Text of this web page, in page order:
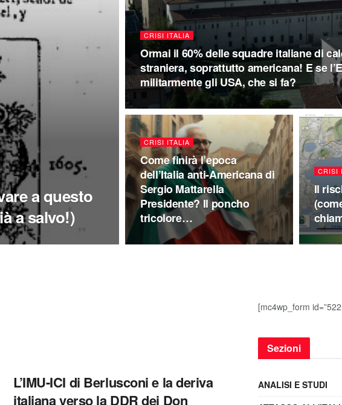
a questo
a salvo!)
CRISI ITALIA
Ormai il 60% delle squadre italiane di
straniera, soprattutto americana! E se
militarmente gli USA, che si fa?
CRISI ITALIA
Come finirà l’epoca
dell’Italia anti-Americana di
Sergio Mattarella
Presidente? Il poncho
tricolore…
CRISI
Il
L’IMU-ICI di Berlusconi e la deriva
italiana verso la DDR dei Don
[mc4wp_form
Sezioni
ANALISI E STUDI